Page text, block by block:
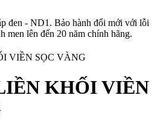
đen - ND1. Bảo hành đổi mới với lỗi
men lên đến 20 năm chính hãng.
KHỐI VIỀN